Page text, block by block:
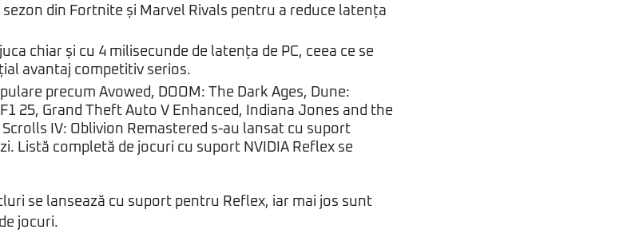
din Fortnite și Marvel Rivals pentru a reduce latența
chiar și cu 4 milisecunde de latența de PC, ceea ce se
avantaj competitiv serios.
precum Avowed, DOOM: The Dark Ages, Dune:
F1 25, Grand Theft Auto V Enhanced, Indiana Jones and the
Scrolls IV: Oblivion Remastered s-au lansat cu suport
Listă completă de jocuri cu suport NVIDIA Reflex se
se lansează cu suport pentru Reflex, iar mai jos sunt
jocuri.